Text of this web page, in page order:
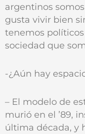
argentinos
gusta vivir bien
tenemos
sociedad que
-¿Aún hay
– El modelo de
murió en el ’89,
última década, y